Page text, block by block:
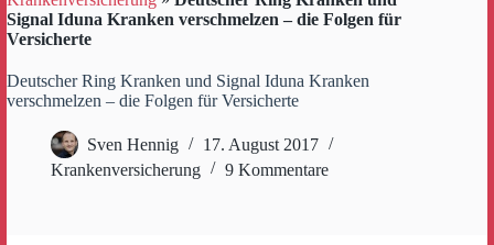
Signal Iduna Kranken verschmelzen – die Folgen für
Versicherte
Deutscher Ring Kranken und Signal Iduna Kranken
verschmelzen – die Folgen für Versicherte
Sven Hennig
17. August 2017
Krankenversicherung
9 Kommentare